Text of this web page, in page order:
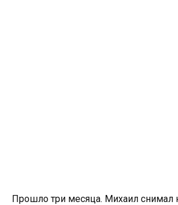
Прошло три месяца. Михаил